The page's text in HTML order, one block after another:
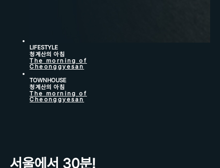
LIFESTYLE
청계산의 아침
The morning of
Cheonggyesan
TOWNHOUSE
청계산의 아침
The morning of
Cheonggyesan
서울에서 30분!